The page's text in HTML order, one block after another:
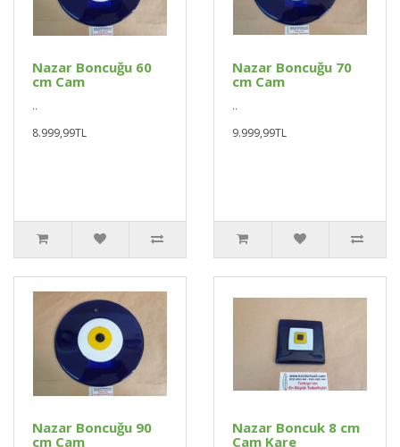
Nazar Boncuğu 60
cm Cam
..
8.999,99TL
Nazar Boncuğu 70
cm Cam
..
9.999,99TL
Nazar Boncuğu 90
cm Cam
Nazar Boncuk 8 cm
Cam Kare